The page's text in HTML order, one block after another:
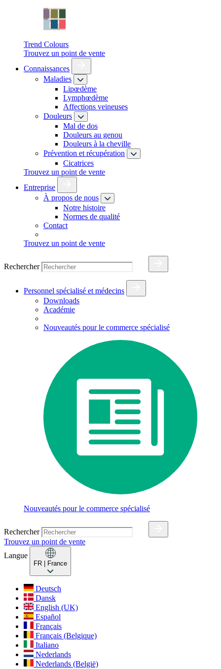
Trend Colours
Trouvez un point de vente
Connaissances
Maladies
Lipœdème
Lymphœdème
Affections veineuses
Douleurs
Mal de dos
Douleurs au genou
Douleurs à la cheville
Prévention et récupération
Cicatrices
Trouvez un point de vente
Entreprise
À propos de nous
Notre histoire
Normes de qualité
Contact
Trouvez un point de vente
Rechercher
Personnel spécialisé et médecins
Downloads
Académie
Nouveautés pour le commerce spécialisé
Nouveautés pour le commerce spécialisé
Rechercher
Trouvez un point de vente
Langue
FR | France
Deutsch
Dansk
English (UK)
Español
Français
Français (Belgique)
Italiano
Nederlands
Nederlands (België)